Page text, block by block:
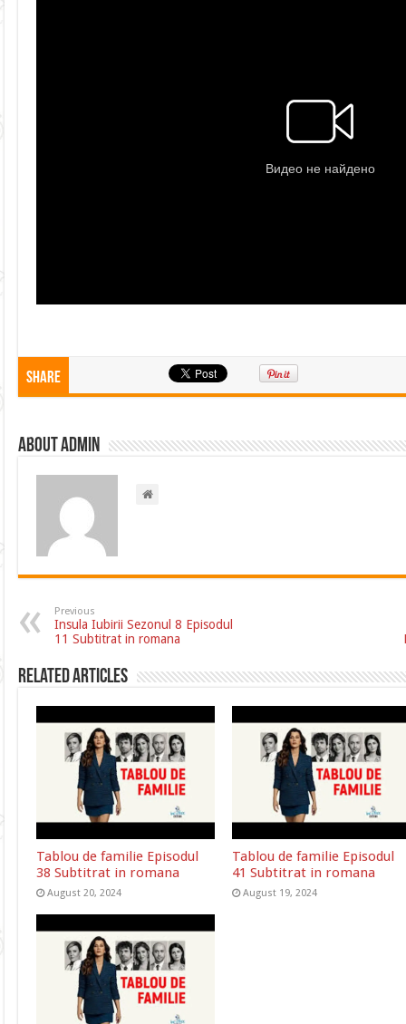
Share
About admin
Previous
Insula Iubirii Sezonul 8 Episodul
11 Subtitrat in romana
Related Articles
Tablou de familie Episodul
38 Subtitrat in romana
August 20, 2024
Tablou de familie Episodul
41 Subtitrat in romana
August 19, 2024